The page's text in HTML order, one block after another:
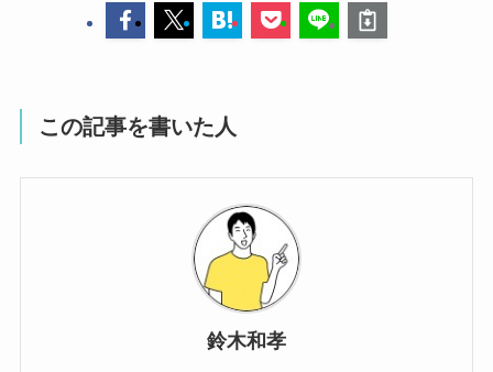
この記事を書いた人
鈴木和孝